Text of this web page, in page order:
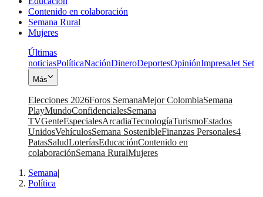
Contenido en colaboración
Semana Rural
Mujeres
Últimas
noticiasPolíticaNaciónDineroDeportesOpiniónImpresaJet Set
Más
Elecciones 2026Foros SemanaMejor ColombiaSemana
PlayMundoConfidencialesSemana
TVGenteEspecialesArcadiaTecnologíaTurismoEstados
UnidosVehículosSemana SostenibleFinanzas Personales4
PatasSaludLoteríasEducaciónContenido en
colaboraciónSemana RuralMujeres
Semana|
Política